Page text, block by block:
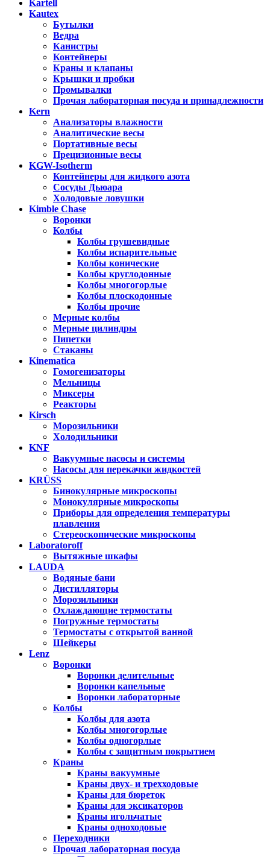
Kartell
Kautex
Бутылки
Ведра
Канистры
Контейнеры
Краны и клапаны
Крышки и пробки
Промывалки
Прочая лабораторная посуда и принадлежности
Kern
Анализаторы влажности
Аналитические весы
Портативные весы
Прецизионные весы
KGW-Isotherm
Контейнеры для жидкого азота
Сосуды Дьюара
Холодовые ловушки
Kimble Chase
Воронки
Колбы
Колбы грушевидные
Колбы испарительные
Колбы конические
Колбы круглодонные
Колбы многогорлые
Колбы плоскодонные
Колбы прочие
Мерные колбы
Мерные цилиндры
Пипетки
Стаканы
Kinematica
Гомогенизаторы
Мельницы
Миксеры
Реакторы
Kirsch
Морозильники
Холодильники
KNF
Вакуумные насосы и системы
Насосы для перекачки жидкостей
KRÜSS
Бинокулярные микроскопы
Монокулярные микроскопы
Приборы для определения температуры
плавления
Стереоскопические микроскопы
Laboratoroff
Вытяжные шкафы
LAUDA
Водяные бани
Дистилляторы
Морозильники
Охлаждающие термостаты
Погружные термостаты
Термостаты с открытой ванной
Шейкеры
Lenz
Воронки
Воронки делительные
Воронки капельные
Воронки лабораторные
Колбы
Колбы для азота
Колбы многогорлые
Колбы одногорлые
Колбы с защитным покрытием
Краны
Краны вакуумные
Краны двух- и трехходовые
Краны для бюреток
Краны для эксикаторов
Краны игольчатые
Краны одноходовые
Переходники
Прочая лабораторная посуда